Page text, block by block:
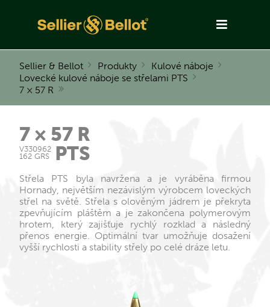
Sellier & Bellot Produkty
Kulové náboje
Lovecké kulové náboje se střelami PTS
7 × 57 R
7 × 57 R
PTS
V330962
162 GRS
Střela PTS byla navržena a je vyráběna firmou
Hornady, největším nezávislým výrobcem loveckých
střel na světě. Střela s olověným jádrem je překryta
zpevňujícím pláštěm a je zakončena polymerovým
hrotem, který zajišťuje rychlý rozklad a následný
přenos energie. Optimální tvar umožňuje dosažení
vyšší rychlosti a stability střely po celé dráze letu.